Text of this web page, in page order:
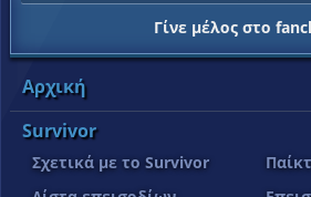
Γίνε μέλος στο
Αρχική
Survivor
Σχετικά με το Survivor